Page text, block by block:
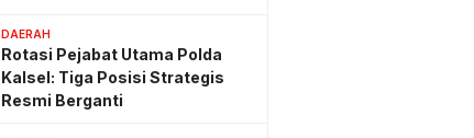
DAERAH
Rotasi Pejabat Utama Polda
Kalsel: Tiga Posisi Strategis
Resmi Berganti